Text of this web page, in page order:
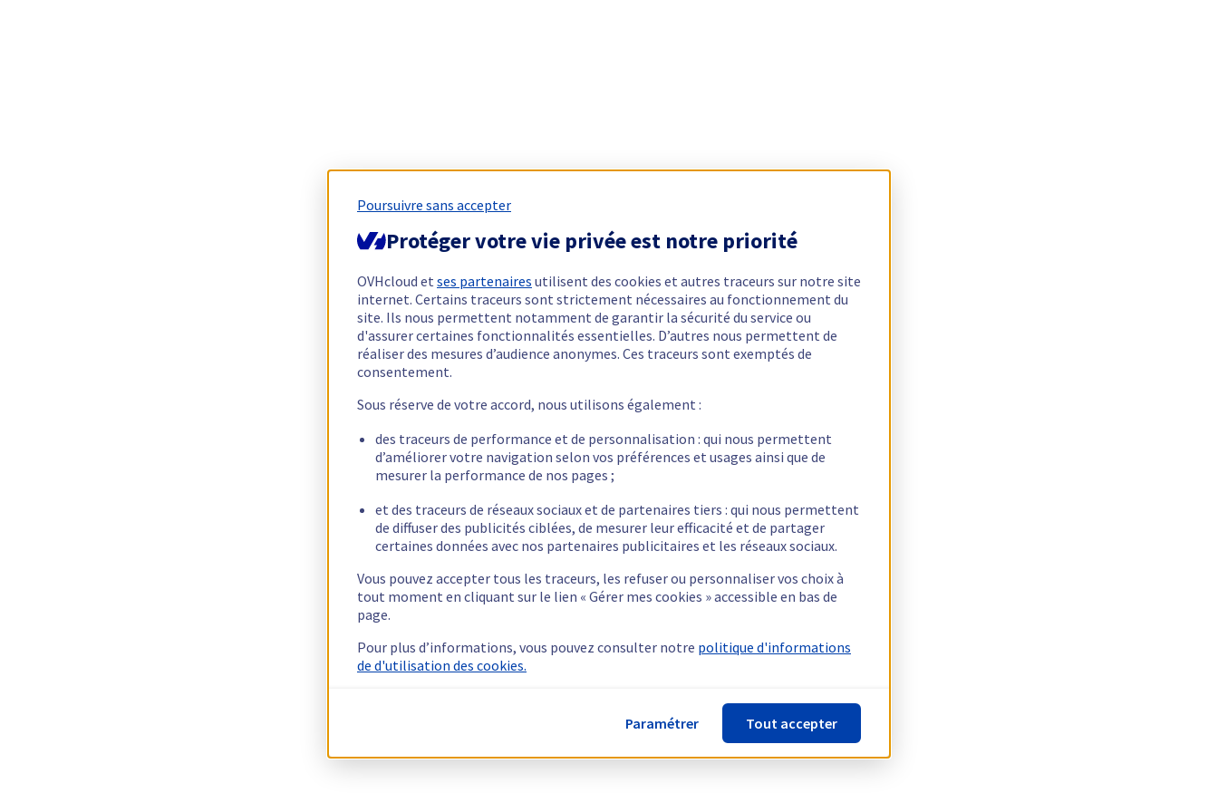
Poursuivre sans accepter
Protéger votre vie privée est notre priorité
OVHcloud et ses partenaires utilisent des cookies et autres traceurs sur notre site
internet. Certains traceurs sont strictement nécessaires au fonctionnement du
site. Ils nous permettent notamment de garantir la sécurité du service ou
d'assurer certaines fonctionnalités essentielles. D’autres nous permettent de
réaliser des mesures d’audience anonymes. Ces traceurs sont exemptés de
consentement.
Sous réserve de votre accord, nous utilisons également :
des traceurs de performance et de personnalisation : qui nous permettent
d’améliorer votre navigation selon vos préférences et usages ainsi que de
mesurer la performance de nos pages ;
et des traceurs de réseaux sociaux et de partenaires tiers : qui nous permettent
de diffuser des publicités ciblées, de mesurer leur efficacité et de partager
certaines données avec nos partenaires publicitaires et les réseaux sociaux.
Vous pouvez accepter tous les traceurs, les refuser ou personnaliser vos choix à
tout moment en cliquant sur le lien « Gérer mes cookies » accessible en bas de
page.
Pour plus d’informations, vous pouvez consulter notre politique d'informations
de d'utilisation des cookies.
Paramétrer Tout accepter